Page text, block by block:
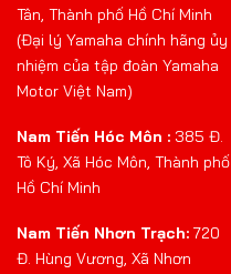
Tân, Thành phố Hồ Chí Minh
(Đại lý Yamaha chính hãng ủy
nhiệm của tập đoàn Yamaha
Motor Việt Nam)
Nam Tiến Hóc Môn : 385 Đ.
Tô Ký, Xã Hóc Môn, Thành phố
Hồ Chí Minh
Nam Tiến Nhơn Trạch: 720
Đ. Hùng Vương, Xã Nhơn